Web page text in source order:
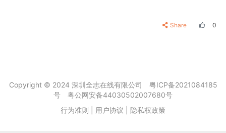
Share 0
Copyright © 2024 深圳全志在线有限公司
粤ICP备2021084185
号
粤公网安备44030502007680号
行为准则
用户协议 隐私权政策